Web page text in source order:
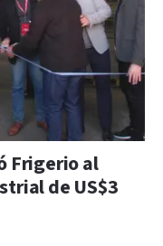
Frigerio al
de US$3